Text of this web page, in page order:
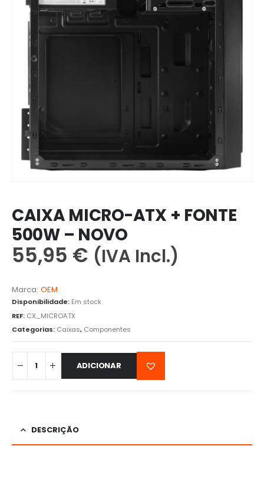
CAIXA MICRO-ATX + FONTE
500W – NOVO
55,95 € (IVA Incl.)
Marca: OEM
Disponibilidade: Em stock
REF: CX_MICROATX
Categorias: Caixas, Componentes
ADICIONAR
DESCRIÇÃO